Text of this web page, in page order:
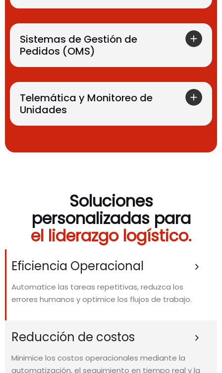
Sistemas de Gestión de
Pedidos (OMS)
Telemática y Monitoreo de
Unidades
Soluciones
personalizadas para
el liderazgo logístico.
Eficiencia Operacional
Automatice las tareas repetitivas, reduzca los
errores humanos y optimice los flujos de trabajo.
Reducción de costos
Minimice los costos operacionales mediante la
automatización, el seguimiento en tiempo real y la